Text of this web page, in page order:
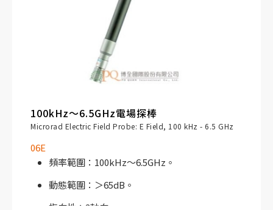
100kHz～6.5GHz電場探棒
Microrad Electric Field Probe: E Field, 100 kHz - 6.5 GHz
06E
頻率範圍：100kHz～6.5GHz。
動態範圍：＞65dB。
指向性：3軸向。